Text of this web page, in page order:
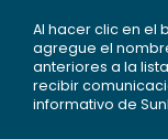
Al hacer clic en el
agregue el
anteriores a la
recibir
informativo de